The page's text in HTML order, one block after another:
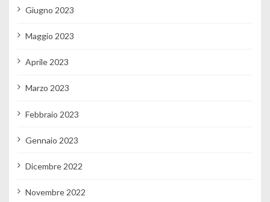
Giugno 2023
Maggio 2023
Aprile 2023
Marzo 2023
Febbraio 2023
Gennaio 2023
Dicembre 2022
Novembre 2022